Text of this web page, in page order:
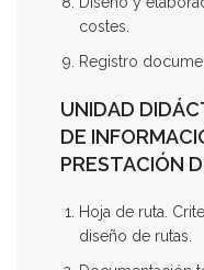
costes.
Registro
UNIDAD
DE
PRESTACIÓN
Hoja de ruta.
diseño de rutas.